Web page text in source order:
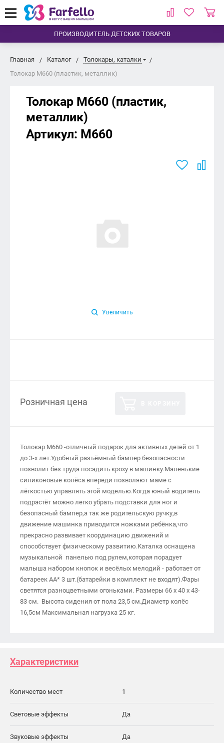
ПРОИЗВОДИТЕЛЬ ДЕТСКИХ ТОВАРОВ
Главная Каталог
Толокары, каталки
Толокар M660 (пластик, металлик)
Толокар M660 (пластик,
металлик)
Артикул: M660
Увеличить
Розничная цена
Толокар М660 -отличный подарок для активных детей от 1
до 3-х лет.Удобный разъёмный бампер безопасности
позволит без труда посадить кроху в машинку.Маленькие
силиконовые колёса впереди позволяют маме с
лёгкостью управлять этой моделью.Когда юный водитель
подрастёт можно легко убрать подставки для ног и
безопасный бампер,а так же родительскую ручку,в
движение машинка приводится ножками ребёнка,что
прекрасно развивает координацию движений и
способствует физическому развитию.Каталка оснащена
музыкальной панелью под рулем,которая порадует
малыша набором кнопок и весёлых мелодий - работает от
батареек АА* 3 шт.(батарейки в комплект не входят).Фары
светятся разноцветными огоньками. Размеры 66 х 40 х 43-
83 см. Высота сидения от пола 23,5 см.Диаметр колёс
16,5см Максимальная нагрузка 25 кг.
Характеристики
Количество мест 1
Световые эффекты Да
Звуковые эффекты Да